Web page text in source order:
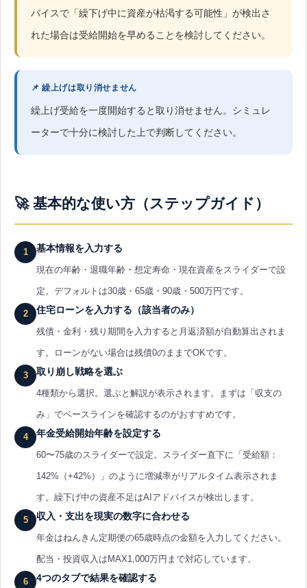
バイスで「繰下げ中に資産が枯渇する可能性」が検出さ
れた場合は受給開始を早めることを検討してください。
📌 繰上げは取り消せません
繰上げ受給を一度開始すると取り消せません。シミュレ
ーターで十分に検討した上で判断してください。
🚀 基本的な使い方（ステップガイド）
1 基本情報を入力する
現在の年齢・退職年齢・想定寿命・現在資産をスライダーで設
定。デフォルトは30歳・65歳・90歳・500万円です。
2 住宅ローンを入力する（該当者のみ）
残債・金利・残り期間を入力すると月返済額が自動算出されま
す。ローンがない場合は残債0のままでOKです。
3 取り崩し戦略を選ぶ
4種類から選択。選ぶと解説が表示されます。まずは「収支の
み」でベースラインを確認するのがおすすめです。
4 年金受給開始年齢を設定する
60〜75歳のスライダーで設定。スライダー直下に「受給額：
142%（+42%）」のように増減率がリアルタイム表示されま
す。繰下げ中の資産不足はAIアドバイスが検出します。
5 収入・支出を現実の数字に合わせる
年金はねんきん定期便の65歳時点の金額を入力してください。
配当・投資収入はMAX1,000万円まで対応しています。
6 4つのタブで結果を確認する